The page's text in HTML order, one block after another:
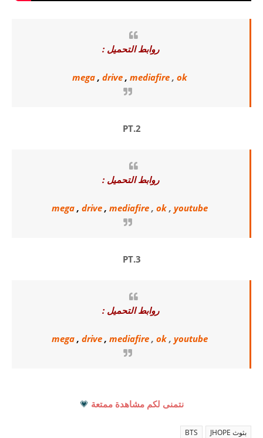
روابط التحميل :
mega , drive , mediafire, ok
PT.2
روابط التحميل :
mega , drive , mediafire, ok, youtube
PT.3
روابط التحميل :
mega , drive , mediafire, ok, youtube
نتمنى لكم مشاهدة ممتعة 💗
بثوث JHOPE BTS